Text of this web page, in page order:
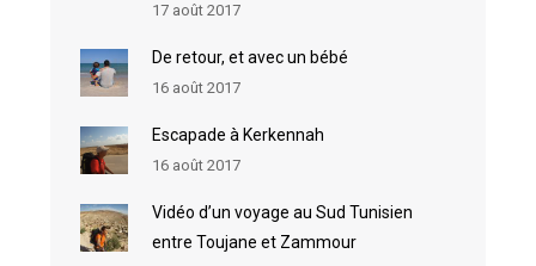
17 août 2017
De retour, et avec un bébé
16 août 2017
Escapade à Kerkennah
16 août 2017
Vidéo d’un voyage au Sud Tunisien
entre Toujane et Zammour